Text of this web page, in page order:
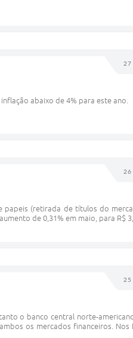
27
abaixo de 4% para este ano.
26
papeis (retirada de títulos do
de 0,31% em maio, para R$
25
o banco central norte-
os mercados financeiros. Nos